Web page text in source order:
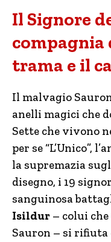
Il Signore
compagnia
trama e il
Il malvagio
anelli magici che
Sette che vivono
per se “L’Unico”,
la supremazia
disegno, i 19
sanguinosa
Isildur – colui
Sauron – si rifiuta